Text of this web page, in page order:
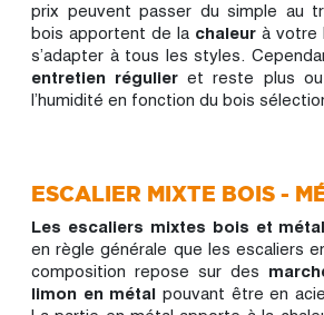
prix peuvent passer du simple au
bois apportent de la chaleur à votre
s’adapter à tous les styles.
entretien régulier et reste plus
l’humidité en fonction du bois
ESCALIER MIXTE BOIS -
Les escaliers mixtes bois et métal
en règle générale que les escaliers
composition repose sur des
limon en métal pouvant être en